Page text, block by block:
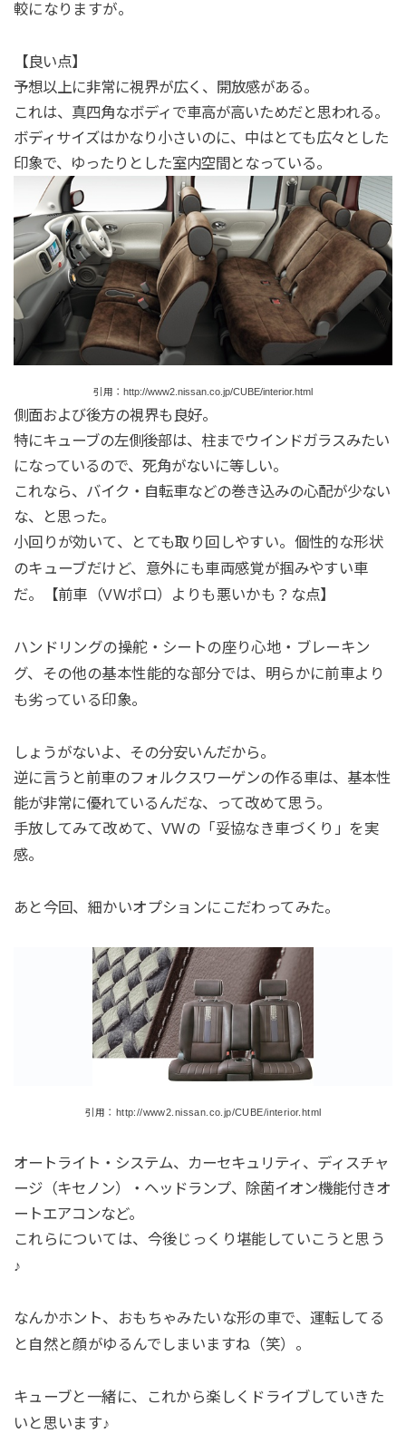
較になりますが。
【良い点】
予想以上に非常に視界が広く、開放感がある。
これは、真四角なボディで車高が高いためだと思われる。
ボディサイズはかなり小さいのに、中はとても広々とした
印象で、ゆったりとした室内空間となっている。
引用：http://www2.nissan.co.jp/CUBE/interior.html
側面および後方の視界も良好。
特にキューブの左側後部は、柱までウインドガラスみたい
になっているので、死角がないに等しい。
これなら、バイク・自転車などの巻き込みの心配が少ない
な、と思った。
小回りが効いて、とても取り回しやすい。個性的な形状
のキューブだけど、意外にも車両感覚が掴みやすい車
だ。【前車（VWポロ）よりも悪いかも？な点】
ハンドリングの操舵・シートの座り心地・ブレーキン
グ、その他の基本性能的な部分では、明らかに前車より
も劣っている印象。
しょうがないよ、その分安いんだから。
逆に言うと前車のフォルクスワーゲンの作る車は、基本性
能が非常に優れているんだな、って改めて思う。
手放してみて改めて、VWの「妥協なき車づくり」を実
感。
あと今回、細かいオプションにこだわってみた。
引用：http://www2.nissan.co.jp/CUBE/interior.html
オートライト・システム、カーセキュリティ、ディスチャ
ージ（キセノン）・ヘッドランプ、除菌イオン機能付きオ
ートエアコンなど。
これらについては、今後じっくり堪能していこうと思う
♪
なんかホント、おもちゃみたいな形の車で、運転してる
と自然と顔がゆるんでしまいますね（笑）。
キューブと一緒に、これから楽しくドライブしていきた
いと思います♪